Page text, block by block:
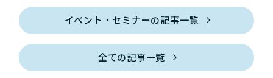
イベント・セミナーの記事一覧
全ての記事一覧